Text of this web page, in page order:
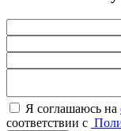
Я соглашаюсь на
соответствии с